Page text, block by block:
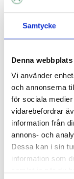
Samtycke
Denna
Vi använder
och annonserna
för sociala
vidarebefordrar
information från
annons- och
Dessa kan i sin
information som
Tapcooler
Counter Pressure